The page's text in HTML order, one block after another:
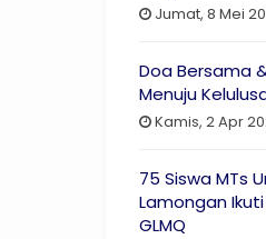
Jumat, 8 Mei
Doa Bersama
Menuju
Kamis, 2 Apr
75 Siswa MTs
Lamongan
GLMQ